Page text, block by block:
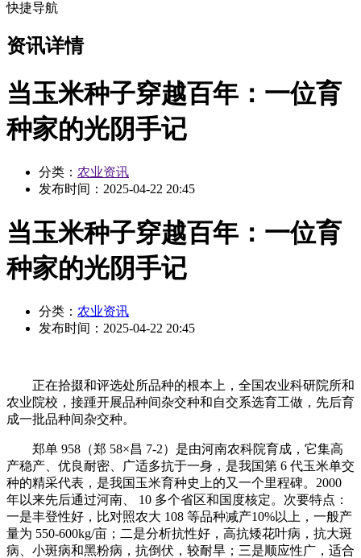
快捷导航
资讯详情
当玉米种子穿越百年：一位育
种家的光阴手记
分类： 农业资讯
发布时间： 2025-04-22 20:45
当玉米种子穿越百年：一位育
种家的光阴手记
分类： 农业资讯
发布时间： 2025-04-22 20:45
正在拾掇和评选处所品种的根本上，全国农业科研院所和
农业院校，接踵开展品种间杂交种和自交系选育工做，先后育
成一批品种间杂交种。
郑单 958（郑 58×昌 7-2）是由河南农科院育成，它集高
产稳产、优良耐密、广适多抗于一身，是我国第 6 代玉米单交
种的精采代表，是我国玉米育种史上的又一个里程碑。2000
年以来先后通过河南、 10 多个省区和国度核定。次要特点：
一是丰登性好，比对照农大 108 等品种减产10%以上，一般产
量为 550-600kg/亩；二是分析抗性好，高抗矮花叶病，抗大斑
病、小斑病和黑粉病，抗倒伏，较耐旱；三是顺应性广，适合